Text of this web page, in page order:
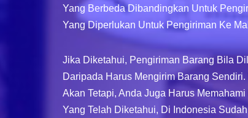
Yang Berbeda Dibandingkan Untuk
Yang Diperlukan Untuk Pengiriman Ke
Jika Diketahui, Pengiriman Barang Bila
Daripada Harus Mengirim Barang
Akan Tetapi, Anda Juga Harus
Yang Telah Diketahui, Di Indonesia